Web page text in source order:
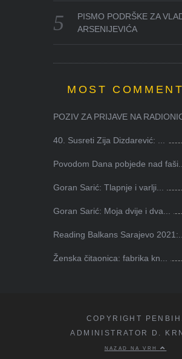
PISMO PODRŠKE ZA
ARSENIJEVIĆA
MOST
POZIV ZA PRIJAVE NA
40. Susreti Zija Dizdarević: ...
Povodom Dana pobjede nad faši...
Goran Sarić: Tlapnje i varlji...
Goran Sarić: Moja dvije i dva...
Reading Balkans Sarajevo 2021:...
Ženska čitaonica: fabrika kn...
COPYRIGHT
ADMINISTRATOR D.
NAZAD NA VRH